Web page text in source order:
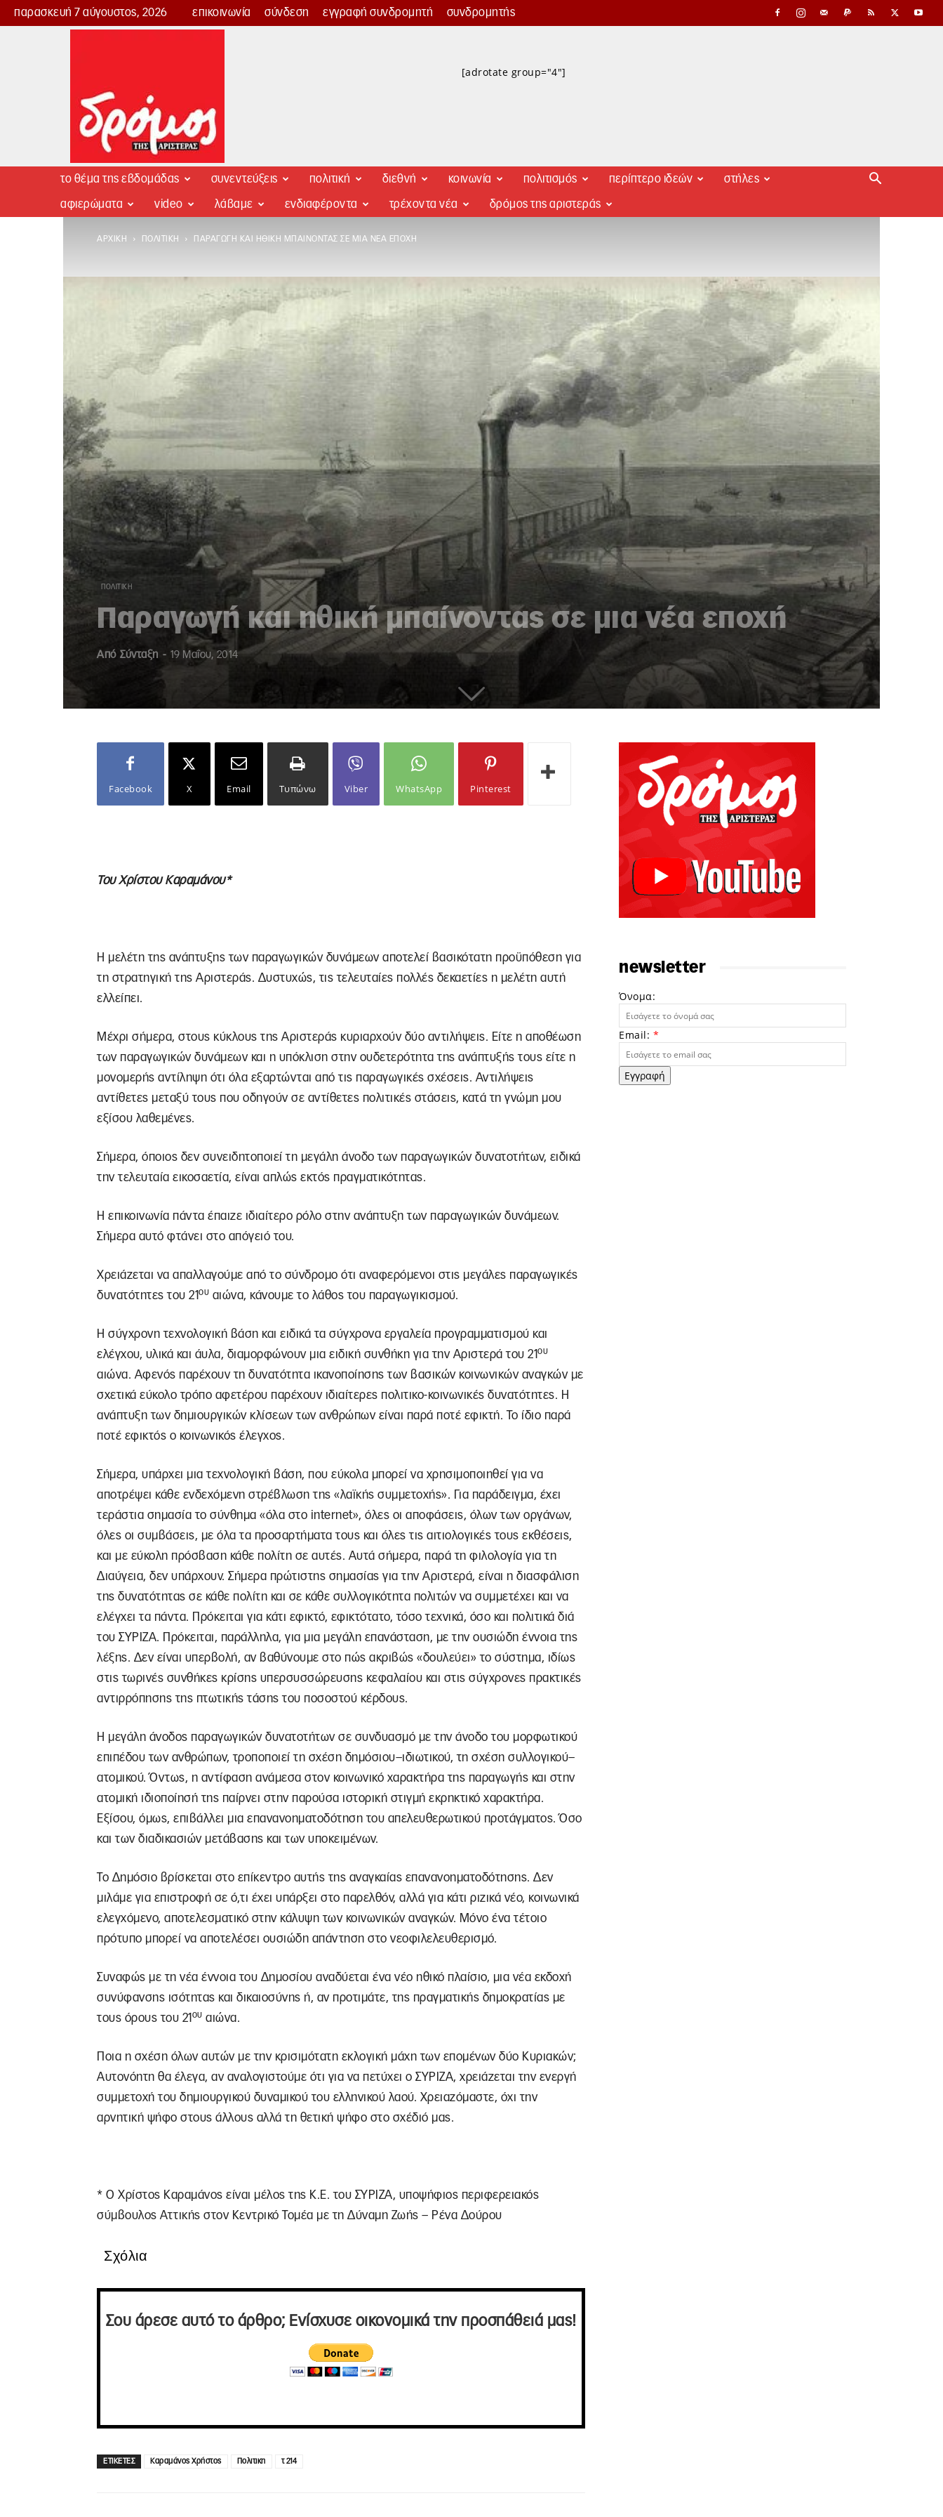
παρασκευή 7 αύγουστος, 2026 επικοινωνία σύνδεση εγγραφή συνδρομητή συνδρομητής
Δρόμος
[adrotate group="4"]
το θέμα της εβδομάδας συνεντεύξεις πολιτική διεθνή κοινωνία πολιτισμός περίπτερο ιδεών στήλες
αφιερώματα video λάβαμε ενδιαφέροντα τρέχοντα νέα δρόμος της αριστεράς
ΑΡΧΙΚΉ ΠΟΛΙΤΙΚΉ ΠΑΡΑΓΩΓΉ ΚΑΙ ΗΘΙΚΉ ΜΠΑΊΝΟΝΤΑΣ ΣΕ ΜΙΑ ΝΈΑ ΕΠΟΧΉ
ΠΟΛΙΤΙΚΉ
Παραγωγή και ηθική μπαίνοντας σε μια νέα εποχή
Από Σύνταξη - 19 Μαΐου, 2014
Facebook X Email Τυπώνω Viber WhatsApp Pinterest
Του Χρίστου Καραμάνου*
Η μελέτη της ανάπτυξης των παραγωγικών δυνάμεων αποτελεί βασικότατη προϋπόθεση για
τη στρατηγική της Αριστεράς. Δυστυχώς, τις τελευταίες πολλές δεκαετίες η μελέτη αυτή
ελλείπει.
Μέχρι σήμερα, στους κύκλους της Αριστεράς κυριαρχούν δύο αντιλήψεις. Είτε η αποθέωση
των παραγωγικών δυνάμεων και η υπόκλιση στην ουδετερότητα της ανάπτυξής τους είτε η
μονομερής αντίληψη ότι όλα εξαρτώνται από τις παραγωγικές σχέσεις. Αντιλήψεις
αντίθετες μεταξύ τους που οδηγούν σε αντίθετες πολιτικές στάσεις, κατά τη γνώμη μου
εξίσου λαθεμένες.
Σήμερα, όποιος δεν συνειδητοποιεί τη μεγάλη άνοδο των παραγωγικών δυνατοτήτων, ειδικά
την τελευταία εικοσαετία, είναι απλώς εκτός πραγματικότητας.
Η επικοινωνία πάντα έπαιζε ιδιαίτερο ρόλο στην ανάπτυξη των παραγωγικών δυνάμεων.
Σήμερα αυτό φτάνει στο απόγειό του.
Χρειάζεται να απαλλαγούμε από το σύνδρομο ότι αναφερόμενοι στις μεγάλες παραγωγικές
δυνατότητες του 21ου αιώνα, κάνουμε το λάθος του παραγωγικισμού.
Η σύγχρονη τεχνολογική βάση και ειδικά τα σύγχρονα εργαλεία προγραμματισμού και
ελέγχου, υλικά και άυλα, διαμορφώνουν μια ειδική συνθήκη για την Αριστερά του 21ου
αιώνα. Αφενός παρέχουν τη δυνατότητα ικανοποίησης των βασικών κοινωνικών αναγκών με
σχετικά εύκολο τρόπο αφετέρου παρέχουν ιδιαίτερες πολιτικο-κοινωνικές δυνατότητες. Η
ανάπτυξη των δημιουργικών κλίσεων των ανθρώπων είναι παρά ποτέ εφικτή. Το ίδιο παρά
ποτέ εφικτός ο κοινωνικός έλεγχος.
Σήμερα, υπάρχει μια τεχνολογική βάση, που εύκολα μπορεί να χρησιμοποιηθεί για να
αποτρέψει κάθε ενδεχόμενη στρέβλωση της «λαϊκής συμμετοχής». Για παράδειγμα, έχει
τεράστια σημασία το σύνθημα «όλα στο internet», όλες οι αποφάσεις, όλων των οργάνων,
όλες οι συμβάσεις, με όλα τα προσαρτήματα τους και όλες τις αιτιολογικές τους εκθέσεις,
και με εύκολη πρόσβαση κάθε πολίτη σε αυτές. Αυτά σήμερα, παρά τη φιλολογία για τη
Διαύγεια, δεν υπάρχουν. Σήμερα πρώτιστης σημασίας για την Αριστερά, είναι η διασφάλιση
της δυνατότητας σε κάθε πολίτη και σε κάθε συλλογικότητα πολιτών να συμμετέχει και να
ελέγχει τα πάντα. Πρόκειται για κάτι εφικτό, εφικτότατο, τόσο τεχνικά, όσο και πολιτικά διά
του ΣΥΡΙΖΑ. Πρόκειται, παράλληλα, για μια μεγάλη επανάσταση, με την ουσιώδη έννοια της
λέξης. Δεν είναι υπερβολή, αν βαθύνουμε στο πώς ακριβώς «δουλεύει» το σύστημα, ιδίως
στις τωρινές συνθήκες κρίσης υπερσυσσώρευσης κεφαλαίου και στις σύγχρονες πρακτικές
αντιρρόπησης της πτωτικής τάσης του ποσοστού κέρδους.
Η μεγάλη άνοδος παραγωγικών δυνατοτήτων σε συνδυασμό με την άνοδο του μορφωτικού
επιπέδου των ανθρώπων, τροποποιεί τη σχέση δημόσιου–ιδιωτικού, τη σχέση συλλογικού–
ατομικού. Όντως, η αντίφαση ανάμεσα στον κοινωνικό χαρακτήρα της παραγωγής και στην
ατομική ιδιοποίησή της παίρνει στην παρούσα ιστορική στιγμή εκρηκτικό χαρακτήρα.
Εξίσου, όμως, επιβάλλει μια επανανοηματοδότηση του απελευθερωτικού προτάγματος. Όσο
και των διαδικασιών μετάβασης και των υποκειμένων.
Το Δημόσιο βρίσκεται στο επίκεντρο αυτής της αναγκαίας επανανοηματοδότησης. Δεν
μιλάμε για επιστροφή σε ό,τι έχει υπάρξει στο παρελθόν, αλλά για κάτι ριζικά νέο, κοινωνικά
ελεγχόμενο, αποτελεσματικό στην κάλυψη των κοινωνικών αναγκών. Μόνο ένα τέτοιο
πρότυπο μπορεί να αποτελέσει ουσιώδη απάντηση στο νεοφιλελευθερισμό.
Συναφώς με τη νέα έννοια του Δημοσίου αναδύεται ένα νέο ηθικό πλαίσιο, μια νέα εκδοχή
συνύφανσης ισότητας και δικαιοσύνης ή, αν προτιμάτε, της πραγματικής δημοκρατίας με
τους όρους του 21 ου αιώνα.
Ποια η σχέση όλων αυτών με την κρισιμότατη εκλογική μάχη των επομένων δύο Κυριακών;
Αυτονόητη θα έλεγα, αν αναλογιστούμε ότι για να πετύχει ο ΣΥΡΙΖΑ, χρειάζεται την ενεργή
συμμετοχή του δημιουργικού δυναμικού του ελληνικού λαού. Χρειαζόμαστε, όχι την
αρνητική ψήφο στους άλλους αλλά τη θετική ψήφο στο σχέδιό μας.
* Ο Χρίστος Καραμάνος είναι μέλος της Κ.Ε. του ΣΥΡΙΖΑ, υποψήφιος περιφερειακός
σύμβουλος Αττικής στον Κεντρικό Τομέα με τη Δύναμη Ζωής – Ρένα Δούρου
Σχόλια
Σου άρεσε αυτό το άρθρο; Ενίσχυσε οικονομικά την προσπάθειά μας!
ΕΤΙΚΕΤΕΣ Καραμάνος Χρήστος Πολιτικη τ 214
newsletter
Όνομα:
Email: *
Εγγραφή